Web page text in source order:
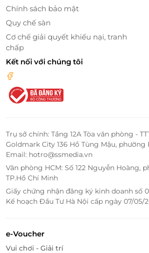
phần: Culture extract, Oryza Sativa - Salicylic
acid phù hợp cho mọi loại
Đến với Paradise Spa, bạn sẽ được
nghỉ ngơi kết hợp làm đẹp
cũng như sử dụng nhiều dịch vụ
Chính sách bảo mật
Quy chế sàn
Cơ chế giải quyết khiếu nại, tranh
chấp
Kết nối với chúng tôi
Trụ sở chính: Tầng 12A Tòa văn phòng -
Goldmark City 136 Hồ Tùng Mậu, phường
Email: hotro@ssmedia.vn
Văn phòng HCM: Số 122 Nguyễn Hoàng,
TP.Hồ Chí Minh
Giấy chứng nhận đăng ký kinh doanh số
Kế hoạch Đầu Tư Hà Nội cấp ngày 07/05/
e-Voucher
Vui chơi - Giải trí